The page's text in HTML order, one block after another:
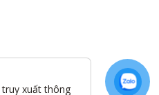
xuất thông